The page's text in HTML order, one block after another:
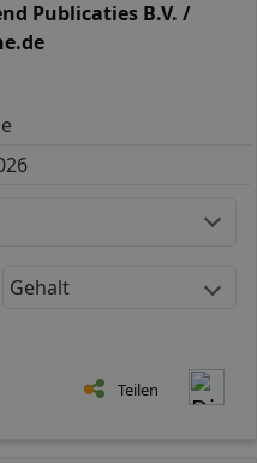
Publicaties B.V. /
Gehalt
Teilen